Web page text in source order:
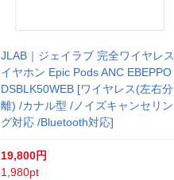
JLAB｜ジェイラブ 完全ワイヤレス
イヤホン Epic Pods ANC EBEPPO
DSBLK50WEB [ワイヤレス(左右分
離) /カナル型 /ノイズキャンセリン
グ対応 /Bluetooth対応]
19,800円
1,980pt